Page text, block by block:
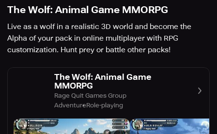
The Wolf: Animal Game MMORPG
Live as a wolf in a realistic 3D world and become the
Alpha of your pack in online multiplayer with RPG
customization. Hunt prey or battle other packs!
The Wolf: Animal Game
MMORPG
Rage Quit Games Group
AdventureRole-playing